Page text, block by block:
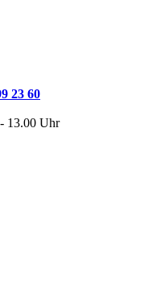
23 60
13.00 Uhr